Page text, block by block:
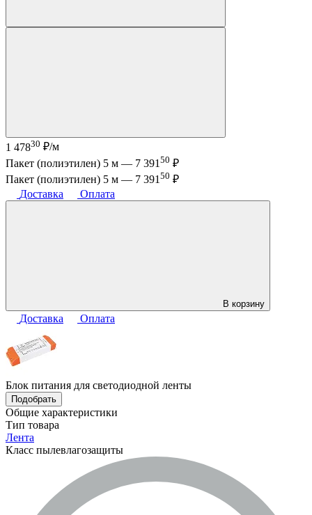
1 47830 ₽/м
Пакет (полиэтилен) 5 м — 7 391 50 ₽
Пакет (полиэтилен) 5 м — 7 391 50 ₽
Доставка
Оплата
В корзину
Доставка Оплата
Блок питания для светодиодной ленты
Подобрать
Общие характеристики
Тип товара
Лента
Класс пылевлагозащиты